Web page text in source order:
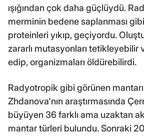
ışığından çok daha güçlüydü.
merminin bedene saplanması
proteinleri yıkıp, geçiyordu.
zararlı mutasyonları tetikleyebilir
edip, organizmaları öldürebilirdi.
Radyotropik gibi görünen
Zhdanova'nın araştırmasında
büyüyen 36 farklı ama uzaktan
mantar türleri bulundu. Sonraki